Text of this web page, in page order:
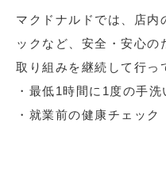
マクドナルドでは、店内
ックなど、安全・安心の
取り組みを継続して行っ
・最低1時間に1度の手洗
・就業前の健康チェッ